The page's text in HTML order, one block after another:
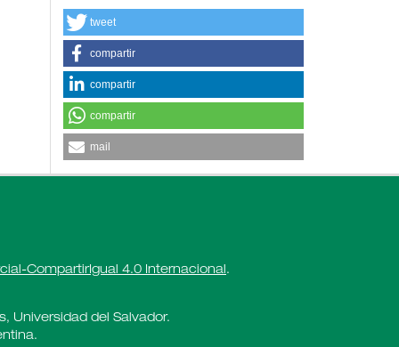
tweet
compartir
compartir
compartir
mail
CompartirIgual 4.0 Internacional .
Universidad del Salvador.